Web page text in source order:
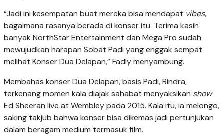
“Jadi ini kesempatan buat mereka bisa mendapat vibes,
bagaimana rasanya berada di konser itu. Terima kasih
banyak NorthStar Entertainment dan Mega Pro sudah
mewujudkan harapan Sobat Padi yang enggak sempat
melihat Konser Dua Delapan,” Fadly menyambung.
Membahas konser Dua Delapan, basis Padi, Rindra,
terkenang momen kala diajak sahabat menyaksikan show
Ed Sheeran live at Wembley pada 2015. Kala itu, ia melongo,
saking takjub bahwa konser bisa dikemas jadi pertunjukan
dalam beragam medium termasuk film.